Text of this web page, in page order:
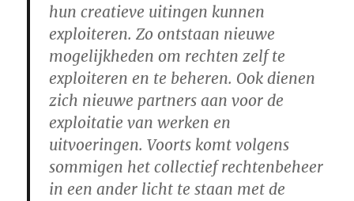
hun creatieve uitingen kunnen
exploiteren. Zo ontstaan nieuwe
mogelijkheden om rechten zelf te
exploiteren en te beheren. Ook dienen
zich nieuwe partners aan voor de
exploitatie van werken en
uitvoeringen. Voorts komt volgens
sommigen het collectief rechtenbeheer
in een ander licht te staan met de